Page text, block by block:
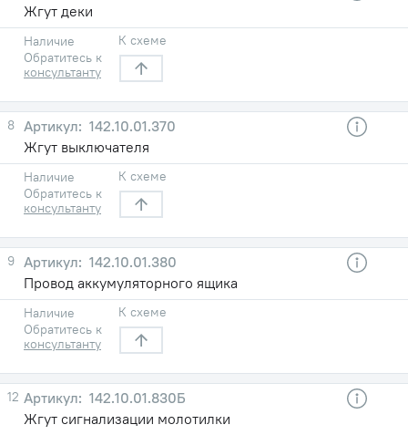
Жгут деки
Наличие
Обратитесь к
консультанту
К схеме
8
142.10.01.370
Жгут выключателя
Наличие
Обратитесь к
консультанту
К схеме
9
142.10.01.380
Провод аккумуляторного ящика
Наличие
Обратитесь к
консультанту
К схеме
12
142.10.01.830Б
Жгут сигнализации молотилки